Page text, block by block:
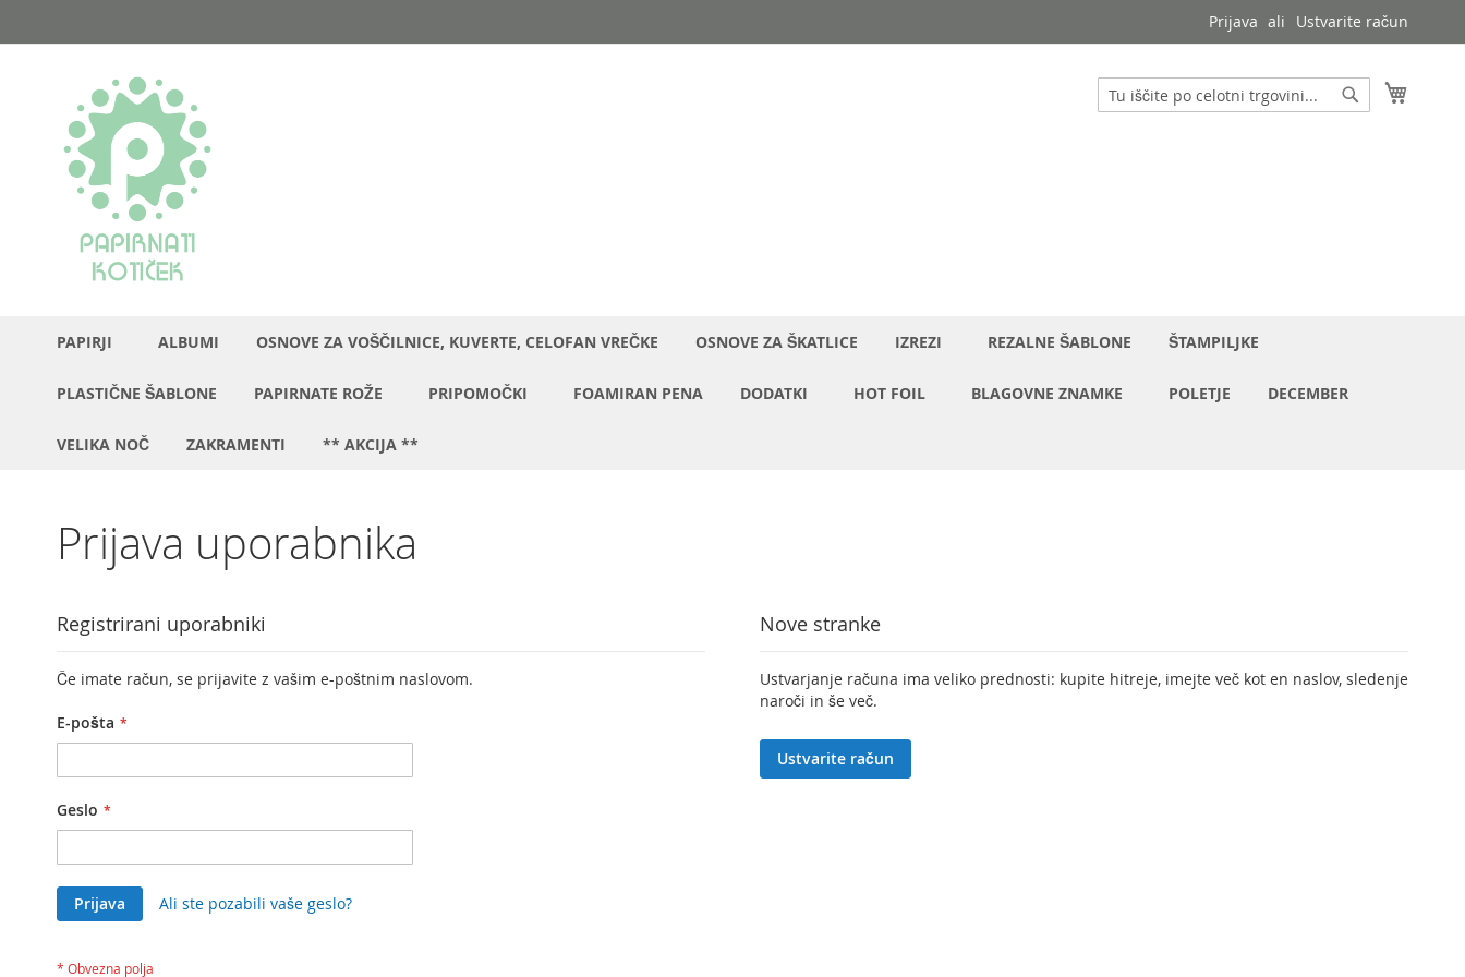
na
Prijava Ustvarite račun
Iskanje
PAPIRJI ALBUMI OSNOVE ZA VOŠČILNICE, KUVERTE, CELOFAN VREČKE OSNOVE ZA ŠKATLICE IZREZI REZALNE ŠABLONE ŠTAMPILJKE
PLASTIČNE ŠABLONE PAPIRNATE ROŽE PRIPOMOČKI FOAMIRAN PENA DODATKI HOT FOIL BLAGOVNE ZNAMKE POLETJE DECEMBER
VELIKA NOČ ZAKRAMENTI ** AKCIJA **
Prijava uporabnika
Registrirani uporabniki
Če imate račun, se prijavite z vašim e-poštnim naslovom.
E-pošta
Geslo
Prijava Ali ste pozabili vaše geslo?
Nove stranke
Ustvarjanje računa ima veliko prednosti: kupite hitreje, imejte več kot en naslov, sledenje
naroči in še več.
Ustvarite račun